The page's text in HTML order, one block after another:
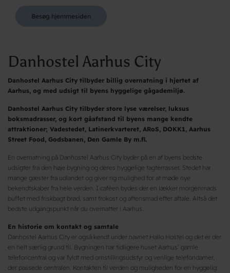
Besøg hjemmesiden
Danhostel Aarhus City
Danhostel Aarhus City tilbyder billig overnatning i hjertet af
Aarhus, og med udsigt til byens hyggelige gågademiljø.
Danhostel Aarhus City tilbyder store lyse værelser, luksus
boksmadrasser, og kort gåafstand til byens mange kendte
attraktioner; Vadestedet, Latinerkvarteret, ARoS, DOKK1, Aarhus
Street Food, Godsbanen, Den Gamle By m.fl.
En overnatning på Danhostel Aarhus City byder på en af byens bedste
udsigter fra den høje bygning og deres hyggelige tagterrasser. Stedet har
mange gæster fra udlandet og giver rig mulighed for at møde nye
bekendtskaber fra hele verden. I caféen bydes der en lækker morgenmads
buffet med friskbagt brød, samt frokost og aftensmad efter aftale. Altså det
bedste udgangspunkt når du overnatter i Aarhus.
En historie om kontakt og samtale
Danhostel Aarhus City er også kendt under navnet Hallo Hostel og det er der
en helt særlig grund til. Bygningen har tidligere huset Aarhus’ gamle
telefoncentral og var fyldt med omstillingsudstyr og venlige telefondamer,
der passede centralen. Kontakten til verden og muligheden for en hyggelig